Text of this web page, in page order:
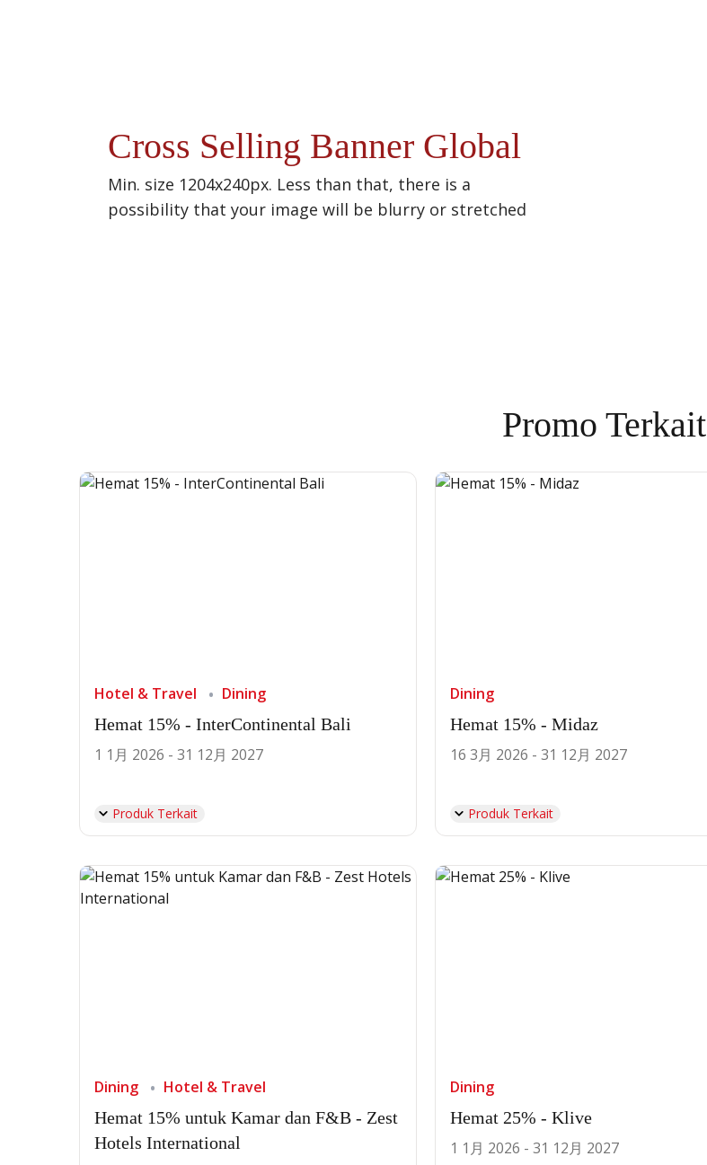
Cross Selling Banner Global
Min. size 1204x240px. Less than that, there is a
possibility that your image will be blurry or stretched
Promo Terkait
Hotel & Travel
Dining
Hemat 15% - InterContinental Bali
1 1月 2026 - 31 12月 2027
Produk Terkait
Dining
Hemat 15% - Midaz
16 3月 2026 - 31 12月 2027
Produk Terkait
Dining
Hotel & Travel
Hemat 15% untuk Kamar dan F&B - Zest
Hotels International
Dining
Hemat 25% - Klive
1 1月 2026 - 31 12月 2027